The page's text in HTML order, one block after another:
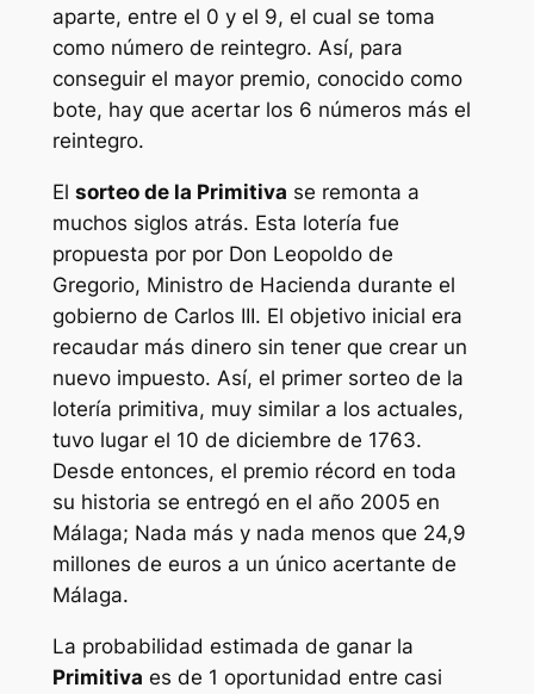
aparte, entre el 0 y el 9, el cual se toma
como número de reintegro. Así, para
conseguir el mayor premio, conocido como
bote, hay que acertar los 6 números más el
reintegro.
El sorteo de la Primitiva se remonta a
muchos siglos atrás. Esta lotería fue
propuesta por por Don Leopoldo de
Gregorio, Ministro de Hacienda durante el
gobierno de Carlos III. El objetivo inicial era
recaudar más dinero sin tener que crear un
nuevo impuesto. Así, el primer sorteo de la
lotería primitiva, muy similar a los actuales,
tuvo lugar el 10 de diciembre de 1763.
Desde entonces, el premio récord en toda
su historia se entregó en el año 2005 en
Málaga; Nada más y nada menos que 24,9
millones de euros a un único acertante de
Málaga.
La probabilidad estimada de ganar la
Primitiva es de 1 oportunidad entre casi